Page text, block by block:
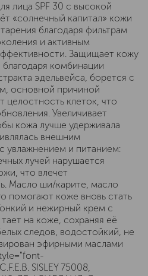
лица SPF 30 с высокой
«солнечный капитал» кожи
благодаря фильтрам
и активным
Защищает кожу
комбинации
эдельвейса, борется с
основной причиной
клеток, что
Увеличивает
кожа лучше удерживала
внешним
увлажнением и питанием:
лучей нарушается
что влечет
Масло ши/карите, масло
помогают коже вновь стать
и нежирный крем с
на коже, сохраняя её
следов, водостойкий, не
эфирными маслами
SISLEY 75008,